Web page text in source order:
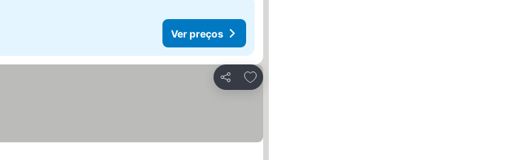
Ver preços
Partilhar
Adicionar aos favoritos